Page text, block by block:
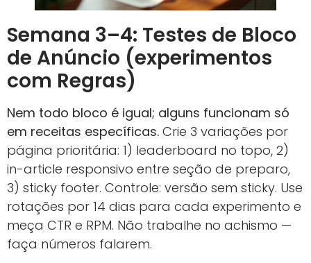
Semana 3–4: Testes de Bloco
de Anúncio (experimentos
com Regras)
Nem todo bloco é igual; alguns funcionam só
em receitas específicas. Crie 3 variações por
página prioritária: 1) leaderboard no topo, 2)
in-article responsivo entre seção de preparo,
3) sticky footer. Controle: versão sem sticky. Use
rotações por 14 dias para cada experimento e
meça CTR e RPM. Não trabalhe no achismo —
faça números falarem.